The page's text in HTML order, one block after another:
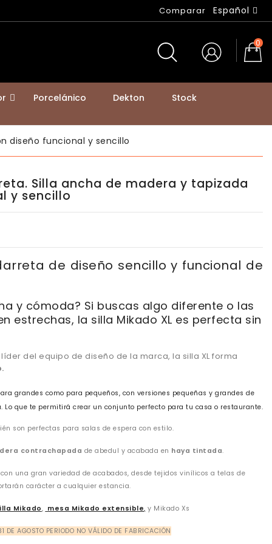
Comparar Español
0
Porcelánico Dekton
Stock
diseño funcional y sencillo
Silla ancha de madera y tapizada
y sencillo
de diseño sencillo y funcional de
y cómoda? Si buscas algo diferente o las
estrechas, la silla Mikado XL es perfecta sin
del equipo de diseño de la marca, la silla XL forma
grandes como para pequeños, con versiones pequeñas y grandes de
que te permitirá crear un conjunto perfecto para tu casa o restaurante.
son perfectas para salas de espera con estilo.
contrachapada de abedul y acabada en haya tintada.
con una gran variedad de acabados, desde tejidos vinílicos a telas de
carácter a cualquier estancia.
Mikado, mesa Mikado extensible, y Mikado Xs
DE AGOSTO PERIODO NO VÁLIDO DE FABRICACIÓN